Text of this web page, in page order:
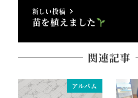
新しい投稿
苗を植えました
関連記事
アルバム